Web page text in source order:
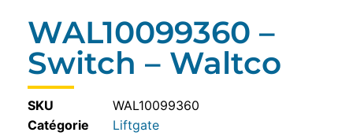
WAL10099360 –
Switch – Waltco
SKU
WAL10099360
Catégorie
Liftgate